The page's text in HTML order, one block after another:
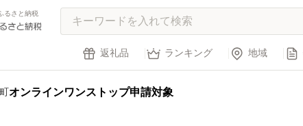
るさと納税
返礼品 ランキング 地域
オンラインワンストップ申請対象